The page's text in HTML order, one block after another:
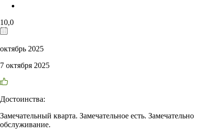
10,0
октябрь 2025
7 октября 2025
Достоинства:
Замечательный кварта. Замечательное есть. Замечательно
обслуживание.